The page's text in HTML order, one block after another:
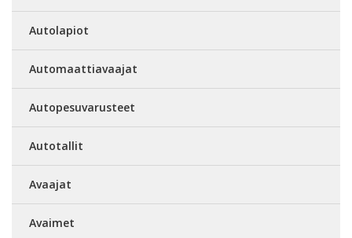
Autolapiot
Automaattiavaajat
Autopesuvarusteet
Autotallit
Avaajat
Avaimet